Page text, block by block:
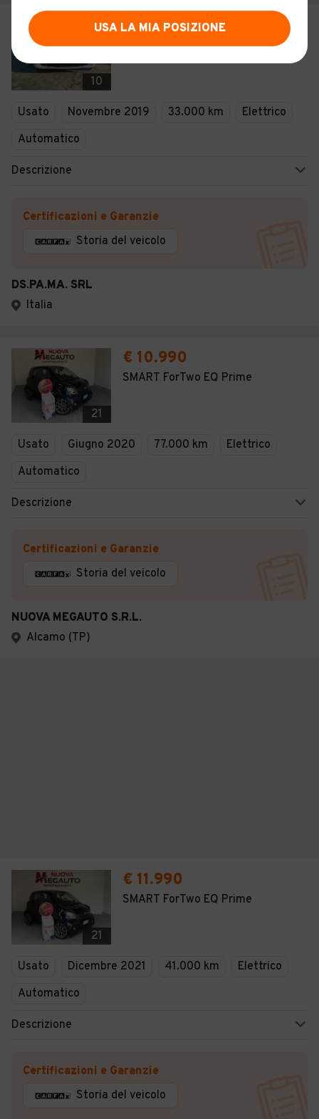
10
€ 10.000
Smart ForTwo EQ Passion
Usato Novembre 2019 33.000 km
Elettrico
Automatico
Descrizione
Certificazioni e Garanzie
Storia del veicolo
DS.PA.MA. SRL
Italia
21
€ 10.990
SMART ForTwo EQ Prime
Usato Giugno 2020 77.000 km
Elettrico
Automatico
Descrizione
Certificazioni e Garanzie
Storia del veicolo
NUOVA MEGAUTO S.R.L.
Alcamo (TP)
21
€ 11.990
SMART ForTwo EQ Prime
Usato Dicembre 2021 41.000 km
Elettrico
Automatico
Descrizione
Certificazioni e Garanzie
Storia del veicolo
USA LA MIA POSIZIONE